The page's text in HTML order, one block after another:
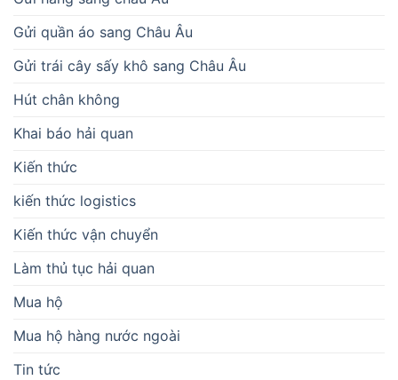
Gửi quần áo sang Châu Âu
Gửi trái cây sấy khô sang Châu Âu
Hút chân không
Khai báo hải quan
Kiến thức
kiến thức logistics
Kiến thức vận chuyển
Làm thủ tục hải quan
Mua hộ
Mua hộ hàng nước ngoài
Tin tức